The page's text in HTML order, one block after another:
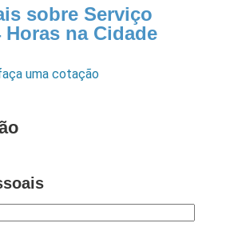
sobre Serviço
na Cidade
uma cotação